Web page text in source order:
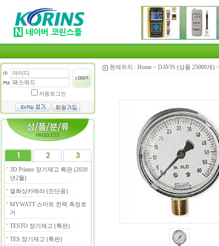
자동로그인
3D Printer 장기재고 특판 (2020
년2월)
열화상카메라 (진단용)
MYWATT 스마트 전력 측정로
거
TESTO 장기재고 (특판)
TES 장기재고 (특판)
현재위치 : Home > DAVIS (상품 25000개)